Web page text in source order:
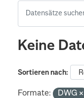
Keine
Sortieren nach
Formate: DWG